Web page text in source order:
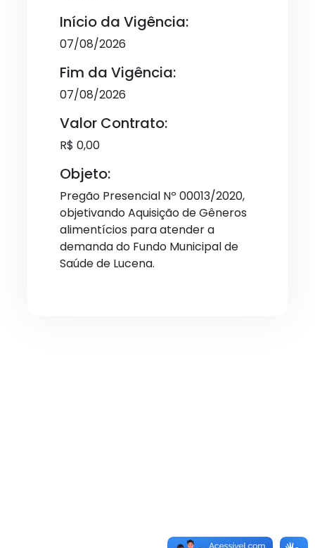
Início da Vigência:
07/08/2026
Fim da Vigência:
07/08/2026
Valor Contrato:
R$ 0,00
Objeto:
Pregão Presencial Nº 00013/2020,
objetivando Aquisição de Gêneros
alimentícios para atender a
demanda do Fundo Municipal de
Saúde de Lucena.